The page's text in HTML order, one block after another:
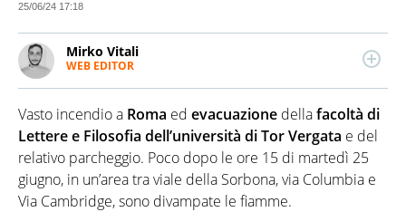
25/06/24 17:18
Mirko Vitali
WEB EDITOR
spettacolo. Dopo due lauree umanistiche e il Master
in critica giornalistica, lavora e collabora con diverse
testate e realtà editoriali nazionali
Vasto incendio a Roma ed evacuazione dellafacoltà di
Lettere e Filosofia dell’università di Tor Vergata e del
relativo parcheggio. Poco dopo le ore 15 di martedì 25
giugno, in un’area tra viale della Sorbona, via Columbia e
Via Cambridge, sono divampate le fiamme.